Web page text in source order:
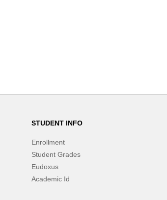
STUDENT INFO
Enrollment
Student Grades
Eudoxus
Academic Id